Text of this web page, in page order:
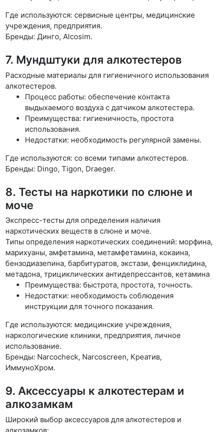
Где используются: сервисные центры, медицинские
учреждения, предприятия.
Бренды: Динго, Alcosim.
7. Мундштуки для алкотестеров
Расходные материалы для гигиеничного использования
алкотестеров.
Процесс работы: обеспечение контакта
выдыхаемого воздуха с датчиком алкотестера.
Преимущества: гигиеничность, простота
использования.
Недостатки: необходимость регулярной замены.
Где используются: со всеми типами алкотестеров.
Бренды: Dingo, Tigon, Draeger.
8. Тесты на наркотики по слюне и
моче
Экспресс-тесты для определения наличия
наркотических веществ в слюне и моче.
Типы определения наркотических соединений: морфина,
марихуаны, амфетамина, метамфетамина, кокаина,
бензодиазепина, барбитуратов, экстази, фенциклидина,
метадона, трициклических антидепрессантов, кетамина
Преимущества: быстрота, простота, точность.
Недостатки: необходимость соблюдения
инструкции для точного показания.
Где используются: медицинские учреждения,
наркологические клиники, предприятия, личное
использование.
Бренды: Narcocheck, Narcoscreen, Креатив,
ИммуноХром.
9. Аксессуары к алкотестерам и
алкозамкам
Широкий выбор аксессуаров для алкотестеров и
алкозамков: